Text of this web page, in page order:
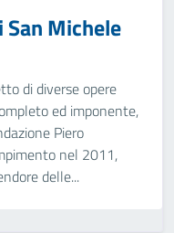
San Michele
di diverse opere
ed imponente,
Piero
nel 2011,
delle...